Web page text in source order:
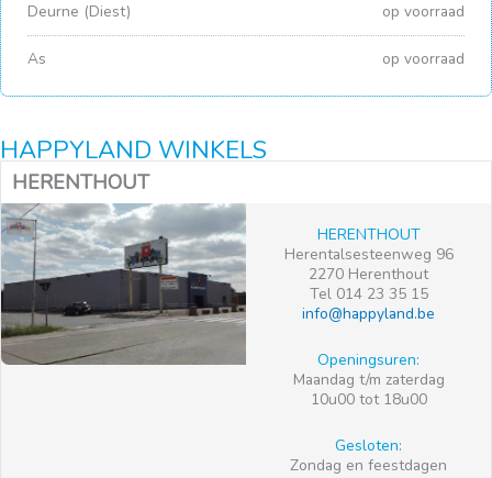
Deurne (Diest) op voorraad
As op voorraad
HAPPYLAND WINKELS
HERENTHOUT
HERENTHOUT
Herentalsesteenweg 96
2270 Herenthout
Tel 014 23 35 15
info@happyland.be
Openingsuren:
Maandag t/m zaterdag
10u00 tot 18u00
Gesloten:
Zondag en feestdagen